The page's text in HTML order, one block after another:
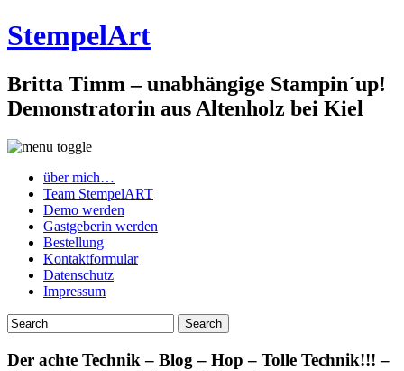
StempelArt
Britta Timm – unabhängige Stampin´up!
Demonstratorin aus Altenholz bei Kiel
über mich…
Team StempelART
Demo werden
Gastgeberin werden
Bestellung
Kontaktformular
Datenschutz
Impressum
Der achte Technik – Blog – Hop – Tolle Technik!!! –